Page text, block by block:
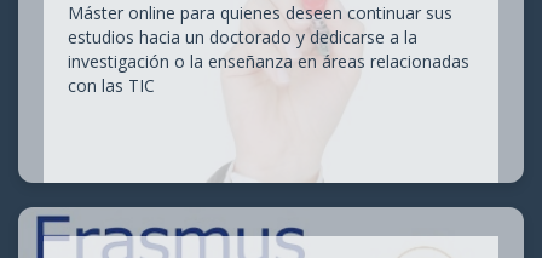
Máster online para quienes deseen continuar sus
estudios hacia un doctorado y dedicarse a la
investigación o la enseñanza en áreas relacionadas
con las TIC